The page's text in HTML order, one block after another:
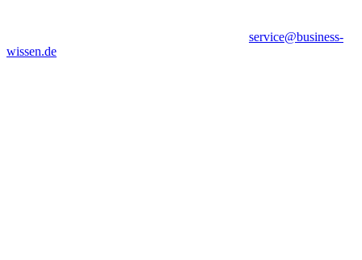
service@business-
wissen.de